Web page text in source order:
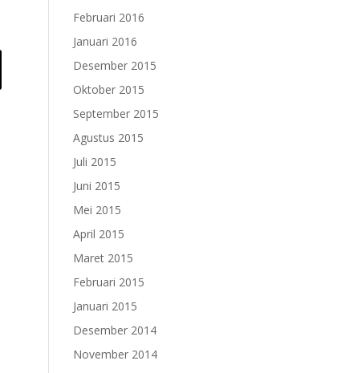
Februari 2016
Januari 2016
Desember 2015
Oktober 2015
September 2015
Agustus 2015
Juli 2015
Juni 2015
Mei 2015
April 2015
Maret 2015
Februari 2015
Januari 2015
Desember 2014
November 2014